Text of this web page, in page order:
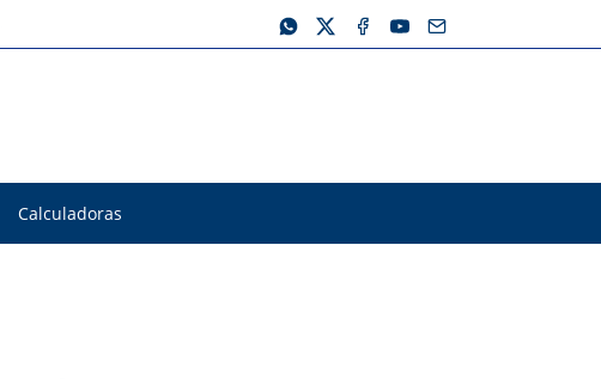
Calculadoras